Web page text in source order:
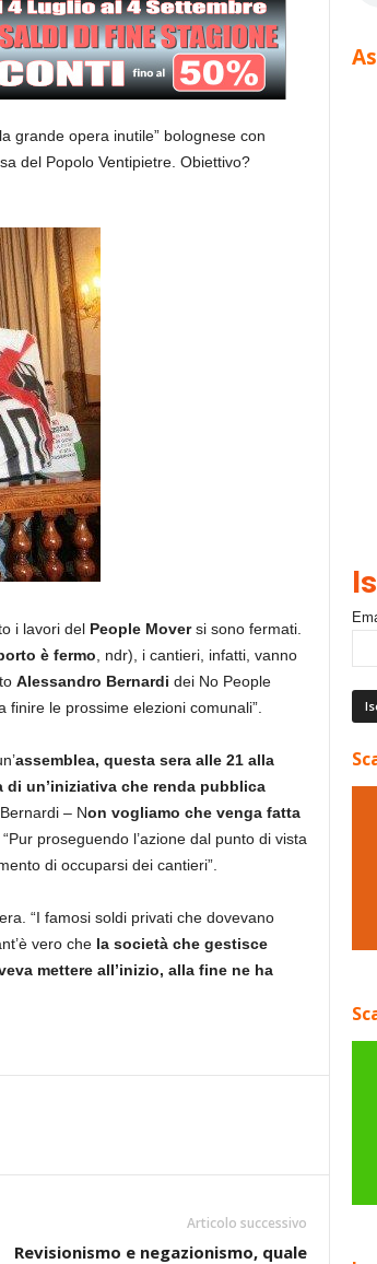
grande opera inutile” bolognese con
del Popolo Ventipietre. Obiettivo?
i lavori delPeople Moversi sono fermati.
è fermo , ndr), i cantieri, infatti, vanno
Alessandro Bernardi dei No People
le prossime elezioni comunali”.
assemblea, questa sera alle 21 alla
di un’iniziativa che renda pubblica
– Non vogliamo che venga fatta
“Pur proseguendo l’azione dal punto di vista
di occuparsi dei cantieri”.
“I famosi soldi privati che dovevano
vero che la società che gestisce
mettere all’inizio, alla fine ne ha
Articolo successivo
Revisionismo e negazionismo, quale